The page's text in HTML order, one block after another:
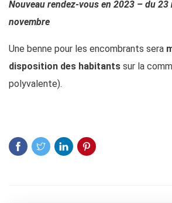
Nouveau rendez-vous en 2023 – du 23
novembre
Une benne pour les encombrants sera
disposition des habitants sur la
polyvalente).